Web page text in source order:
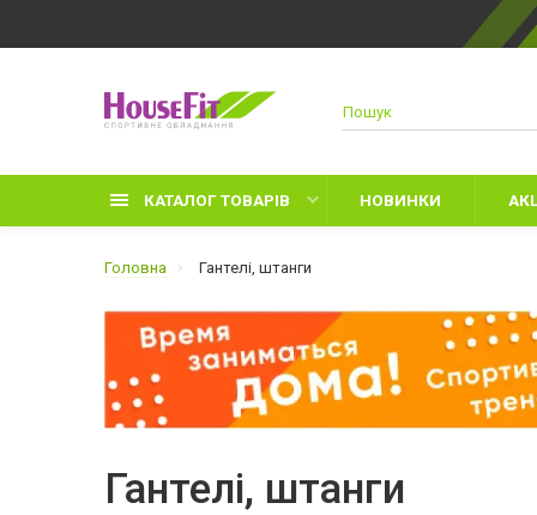
КАТАЛОГ ТОВАРІВ НОВИНКИ
Головна Гантелі, штанги
Гантелі, штанги